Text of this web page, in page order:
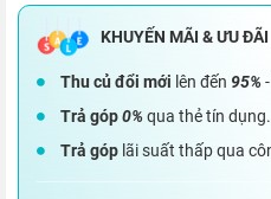
Thu củ đổi mới lên đến 95%
Trả góp0%qua thẻ tín dụng.
Trả góp lãi suất thấp qua